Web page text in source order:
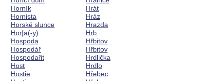
Horník
Hornista
Horské slunce
Hor|a(-y)
Hospoda
Hospodář
Hospodařit
Host
Hostie
Hrát
Hráz
Hrazda
Hrb
Hřbitov
Hřbitov
Hrdlička
Hrdlo
Hřebec